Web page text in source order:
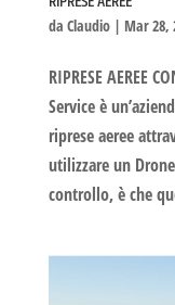
da Claudio| Mar 28,
RIPRESE AEREE
Service è
riprese aeree
utilizzare un
controllo, è che